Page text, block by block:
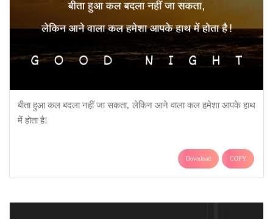
बीता हुआ कल बदला नहीं जा सकता, लेकिन आने वाला कल हमेशा आपके हाथ
में होता है!
Download COPY